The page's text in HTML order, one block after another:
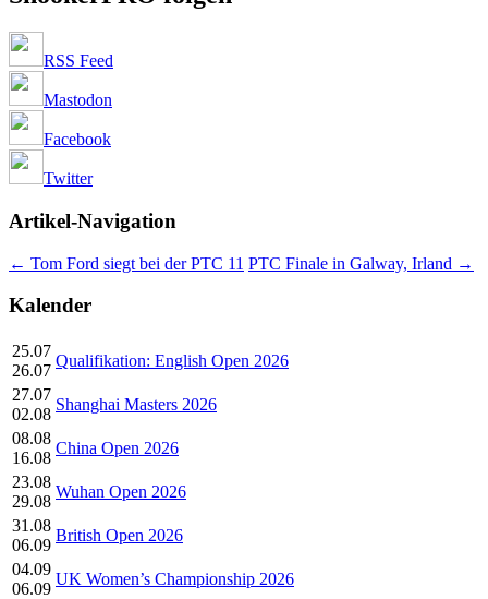
RSS Feed
Mastodon
Facebook
Twitter
Artikel-Navigation
← Tom Ford siegt bei der PTC 11 PTC Finale in Galway, Irland →
Kalender
25.07
26.07
Qualifikation: English Open 2026
27.07
02.08
Shanghai Masters 2026
08.08
16.08
China Open 2026
23.08
29.08
Wuhan Open 2026
31.08
06.09
British Open 2026
04.09
06.09
UK Women’s Championship 2026